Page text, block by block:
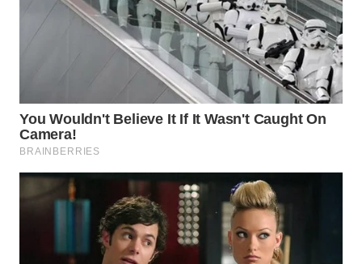
SUBANG
WN
SUKABUMI
PURWAKARTA